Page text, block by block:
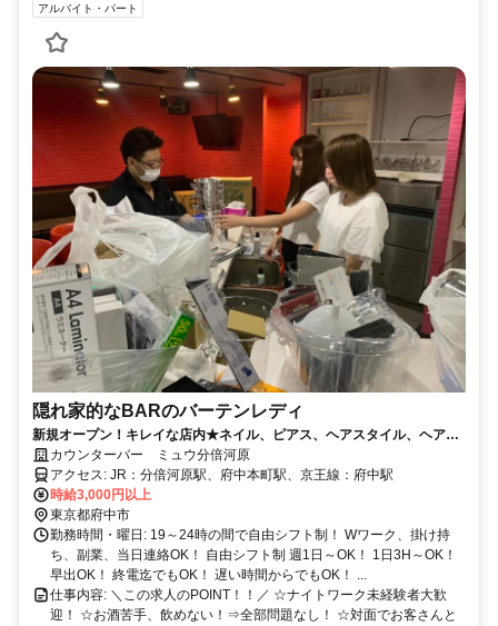
アルバイト・パート
隠れ家的なBARのバーテンレディ
新規オープン！キレイな店内★ネイル、ピアス、ヘアスタイル、ヘアカ
ラーも自由☆
カウンターバー ミュウ分倍河原
アクセス: JR：分倍河原駅、府中本町駅、京王線：府中駅
時給3,000円以上
東京都府中市
勤務時間・曜日: 19～24時の間で自由シフト制！ Wワーク、掛け持
ち、副業、当日連絡OK！ 自由シフト制 週1日～OK！ 1日3H～OK！
早出OK！ 終電迄でもOK！ 遅い時間からでもOK！ ...
仕事内容: ＼この求人のPOINT！！／ ☆ナイトワーク未経験者大歓
迎！ ☆お酒苦手、飲めない！⇒全部問題なし！ ☆対面でお客さんと